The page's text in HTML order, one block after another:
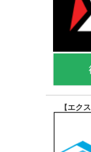
【エク